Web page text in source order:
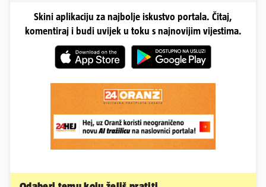
Skini aplikaciju za najbolje iskustvo portala. Čitaj,
komentiraj i budi uvijek u toku s najnovijim vijestima.